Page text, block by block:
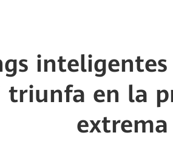
triunfa en la
extrema